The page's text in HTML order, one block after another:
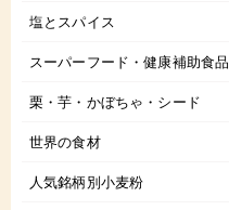
塩とスパイス
スーパーフード・健康補助食品
栗・芋・かぼちゃ・シード
世界の食材
人気銘柄別小麦粉